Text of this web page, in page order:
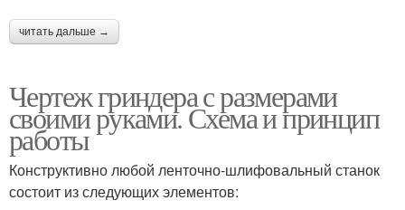
читать дальше →
Чертеж гриндера с размерами
своими руками. Схема и принцип
работы
Конструктивно любой ленточно-шлифовальный станок
состоит из следующих элементов: